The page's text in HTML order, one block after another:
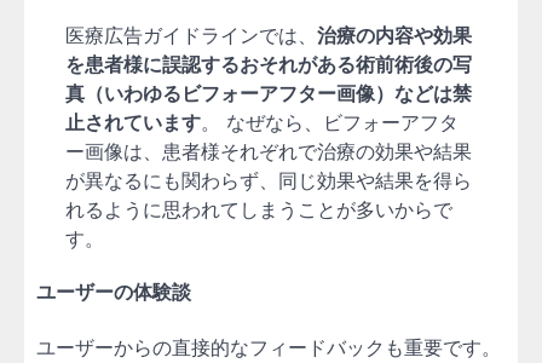
医療広告ガイドラインでは、 治療の内容や効果
を患者様に誤認するおそれがある術前術後の写
真（いわゆるビフォーアフター画像）などは禁
止されています。 なぜなら、ビフォーアフタ
ー画像は、患者様それぞれで治療の効果や結果
が異なるにも関わらず、同じ効果や結果を得ら
れるように思われてしまうことが多いからで
す。
ユーザーの体験談
ユーザーからの直接的なフィードバックも重要です。